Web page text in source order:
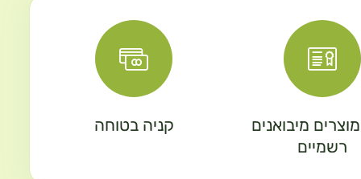
מיבואנים
רשמיים
קניה בטוחה